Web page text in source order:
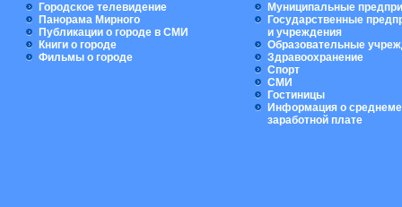
Городское телевидение
Панорама Мирного
Публикации о городе в СМИ
Книги о городе
Фильмы о городе
Муниципальные
Государственные
и учреждения
Образовательные
Здравоохранение
Спорт
СМИ
Гостиницы
Информация о
заработной плате